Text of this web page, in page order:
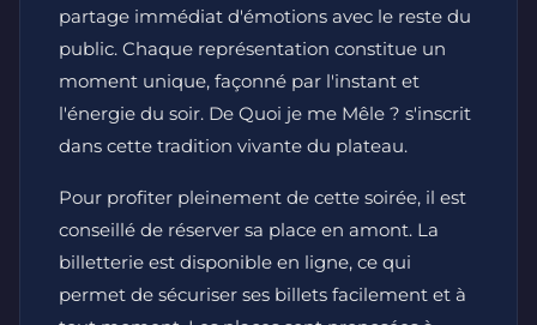
partage immédiat d'émotions avec le reste du
public. Chaque représentation constitue un
moment unique, façonné par l'instant et
l'énergie du soir. De Quoi je me Mêle ? s'inscrit
dans cette tradition vivante du plateau.
Pour profiter pleinement de cette soirée, il est
conseillé de réserver sa place en amont. La
billetterie est disponible en ligne, ce qui
permet de sécuriser ses billets facilement et à